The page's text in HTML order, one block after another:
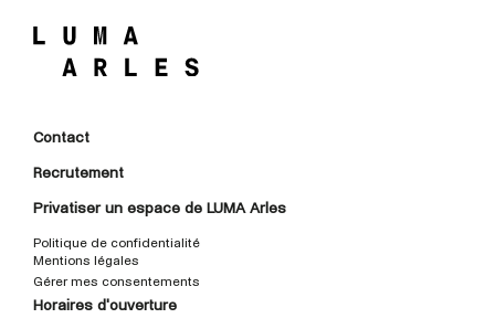
Contact
Recrutement
Privatiser un espace de LUMA Arles
Politique de confidentialité
Mentions légales
Gérer mes consentements
Horaires d'ouverture